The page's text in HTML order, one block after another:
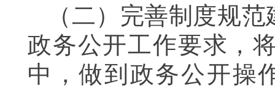
（二）完善制度规
政务公开工作要求，
中，做到政务公开操